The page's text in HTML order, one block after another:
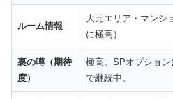
ルーム情報
大元エリア・マンシ
に極高）
裏の噂（期待
度）
極高。SPオプショ
で継続中。